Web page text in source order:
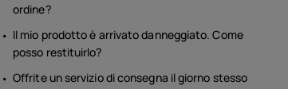
ordine?
Il mio prodotto è arrivato danneggiato. Come
posso restituirlo?
Offrite un servizio di consegna il giorno stesso